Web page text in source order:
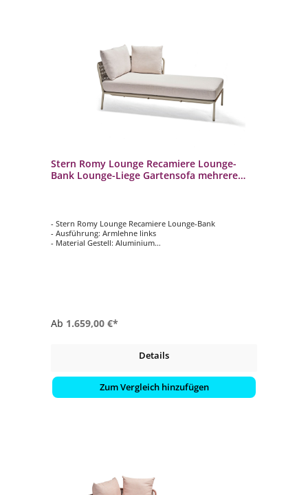
Stern Romy Lounge Recamiere Lounge-
Bank Lounge-Liege Gartensofa mehrere
- Stern Romy Lounge Recamiere Lounge-Bank
- Ausführung: Armlehne links
- Material Gestell: Aluminium
Ab 1.659,00 €*
Details
Zum Vergleich hinzufügen